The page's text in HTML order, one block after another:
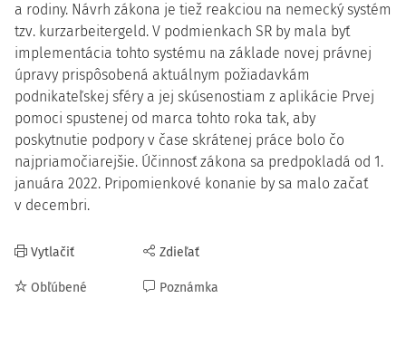
a rodiny. Návrh zákona je tiež reakciou na nemecký systém
tzv. kurzarbeitergeld. V podmienkach SR by mala byť
implementácia tohto systému na základe novej právnej
úpravy prispôsobená aktuálnym požiadavkám
podnikateľskej sféry a jej skúsenostiam z aplikácie Prvej
pomoci spustenej od marca tohto roka tak, aby
poskytnutie podpory v čase skrátenej práce bolo čo
najpriamočiarejšie. Účinnosť zákona sa predpokladá od 1.
januára 2022. Pripomienkové konanie by sa malo začať
v decembri.
Vytlačiť
Obľúbené
Zdieľať
Poznámka